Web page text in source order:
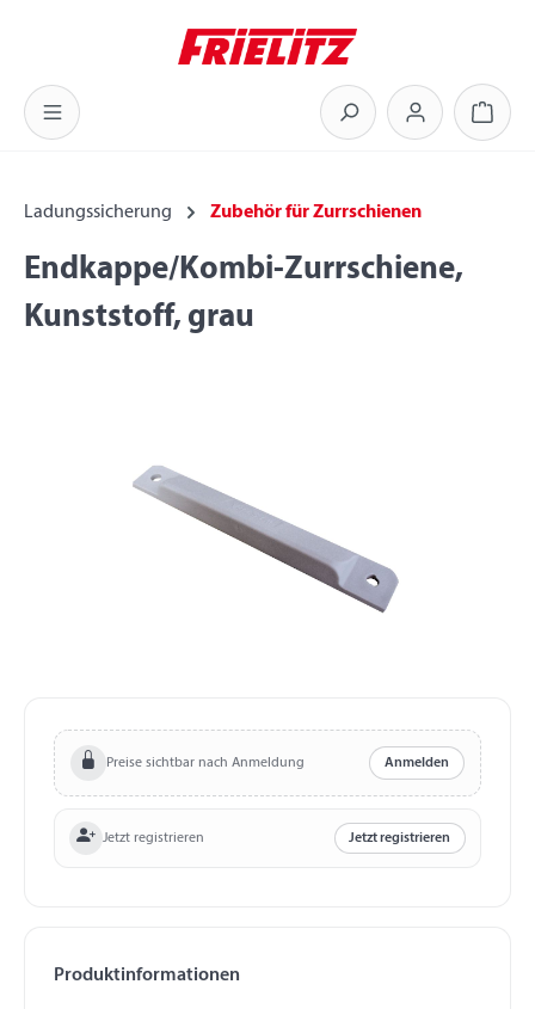
Zum Hauptinhalt springen
Ladungssicherung Zubehör für Zurrschienen
Endkappe/Kombi-Zurrschiene,
Kunststoff, grau
Preise sichtbar nach Anmeldung Anmelden
Jetzt registrieren Jetzt registrieren
Produktinformationen